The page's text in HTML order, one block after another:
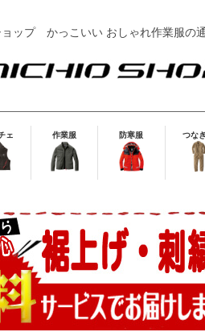
ップかっこいい おしゃれ作業服の
ェ 作業服 防寒服 つな